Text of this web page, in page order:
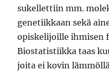
sukellettiin mm.
genetiikkaan sekä
opiskelijoille ihmisen
Biostatistiikka taas
joita ei kovin